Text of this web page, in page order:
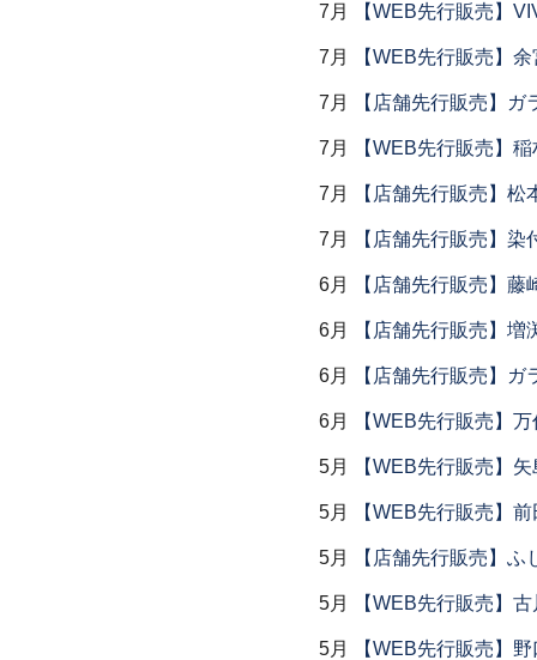
7月 【WEB先行販売】
7月 【WEB先行販売】
7月 【店舗先行販売】ガ
7月 【WEB先行販売】
7月 【店舗先行販売】松
7月 【店舗先行販売】染
6月 【店舗先行販売】
6月 【店舗先行販売】増
6月 【店舗先行販売】ガ
6月 【WEB先行販売】
5月 【WEB先行販売】
5月 【WEB先行販売】
5月 【店舗先行販売】ふ
5月 【WEB先行販売】
5月 【WEB先行販売】